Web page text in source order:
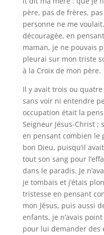
père, pas de frères,
personne ne me
découragée, en
maman, je ne pouvais
pleurai sur mon triste
à la Croix de mon père.
Il y avait trois ou
sans voir ni entendre
occupation était la
Seigneur Jésus-Christ ;
en pensant combien le
bon Dieu, puisqu’il
tout son sang pour
dans le paradis. Je
je tombais et j’étais
tristesse en pensant
mon Jésus, puis aussi
enfants, je n’avais
pour lui demander des